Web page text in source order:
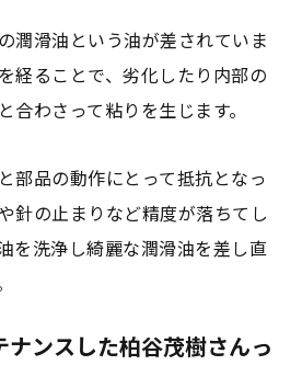
潤滑油という油が差されていま
経ることで、劣化したり内部の
合わさって粘りを生じます。
部品の動作にとって抵抗となっ
針の止まりなど精度が落ちてし
を洗浄し綺麗な潤滑油を差し直
ナンスした柏谷茂樹さんっ